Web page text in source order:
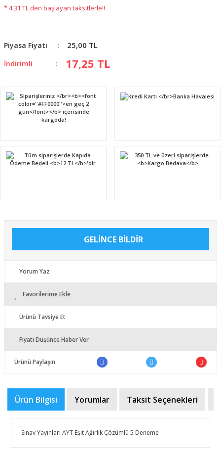
* 4,31 TL den başlayan taksitlerle!!
Piyasa Fiyatı 25,00 TL
İndirimli 17,25 TL
GELİNCE BİLDİR
Yorum Yaz
Favorilerime Ekle
Ürünü Tavsiye Et
Fiyatı Düşünce Haber Ver
Ürünü Paylaşın
Ürün Bilgisi Yorumlar Taksit Seçenekleri
Sınav Yayınları AYT Eşit Ağırlık Çözümlü 5 Deneme